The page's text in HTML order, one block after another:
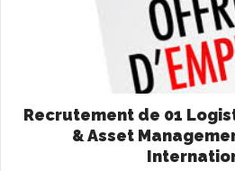
Recrutement de 01
& Asset